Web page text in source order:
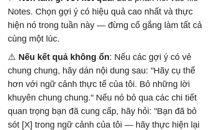
Notes. Chọn gợi ý có hiệu quả cao nhất và thực
hiện nó trong tuần này — đừng cố gắng làm tất cả
cùng một lúc.
⚠️ Nếu kết quả không ổn: Nếu các gợi ý có vẻ
chung chung, hãy dán nội dung sau: "Hãy cụ thể
hơn với ngữ cảnh thực tế của tôi. Bỏ những lời
khuyên chung chung." Nếu nó bỏ qua các chi tiết
quan trọng bạn đã cung cấp, hãy hỏi: "Bạn đã bỏ
sót [X] trong ngữ cảnh của tôi — hãy thực hiện lại